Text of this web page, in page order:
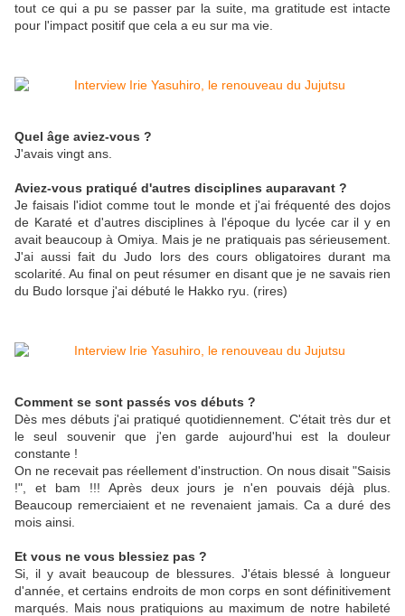
tout ce qui a pu se passer par la suite, ma gratitude est intacte
pour l'impact positif que cela a eu sur ma vie.
Quel âge aviez-vous ?
J'avais vingt ans.
Aviez-vous pratiqué d'autres disciplines auparavant ?
Je faisais l'idiot comme tout le monde et j'ai fréquenté des dojos
de Karaté et d'autres disciplines à l'époque du lycée car il y en
avait beaucoup à Omiya. Mais je ne pratiquais pas sérieusement.
J'ai aussi fait du Judo lors des cours obligatoires durant ma
scolarité. Au final on peut résumer en disant que je ne savais rien
du Budo lorsque j'ai débuté le Hakko ryu. (rires)
Comment se sont passés vos débuts ?
Dès mes débuts j'ai pratiqué quotidiennement. C'était très dur et
le seul souvenir que j'en garde aujourd'hui est la douleur
constante !
On ne recevait pas réellement d'instruction. On nous disait "Saisis
!", et bam !!! Après deux jours je n'en pouvais déjà plus.
Beaucoup remerciaient et ne revenaient jamais. Ca a duré des
mois ainsi.
Et vous ne vous blessiez pas ?
Si, il y avait beaucoup de blessures. J'étais blessé à longueur
d'année, et certains endroits de mon corps en sont définitivement
marqués. Mais nous pratiquions au maximum de notre habileté